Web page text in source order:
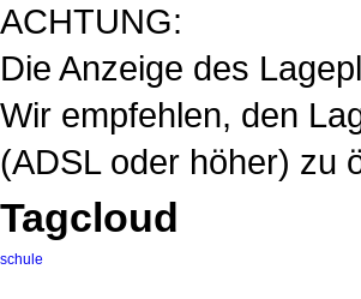
ACHTUNG:
Die Anzeige des
Wir empfehlen, den
(ADSL oder höher) zu
Tagcloud
schule